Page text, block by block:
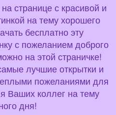
странице с красивой и
на тему хорошего
бесплатно эту
с пожеланием доброго
на этой страничке!
лучшие открытки и
пожеланиями для
Ваших коллег на тему
дня!